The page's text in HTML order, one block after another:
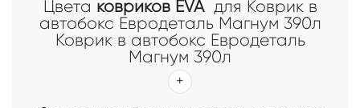
Цвета ковриков EVAдля Коврик в
автобокс Евродеталь Магнум 390л
Коврик в автобокс Евродеталь
Магнум 390л